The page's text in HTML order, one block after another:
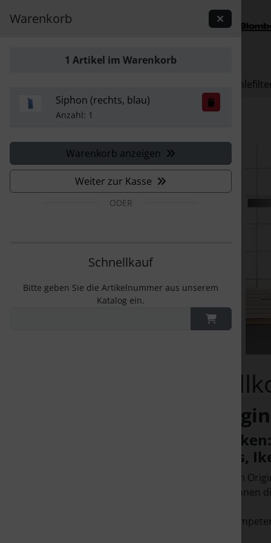
Sprungnavigation
Springe zur Navigation
Springe zum Login-Button
Springe zu den allgemeinen Informationen
Warenkorb
1 Artikel im Warenkorb
Siphon (rechts, blau)
Anzahl: 1
Warenkorb anzeigen
Weiter zur Kasse
ODER
Schnellkauf
Bitte geben Sie die Artikelnummer aus unserem
Katalog ein.
Ignis,
Mit den
Sie können
Die